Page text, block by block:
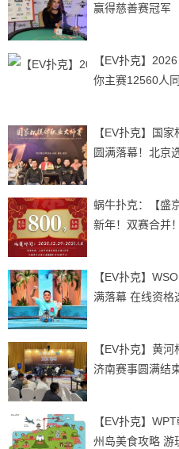
赢得慈善赛冠军
【EV扑克】
你主赛12560人
【EV扑克】国家
圆满落幕！北京
稳扎稳打夺下“金
蜗牛扑克：【盛
新年！双赛合并
杯年终总决赛赛
【EV扑克】
满落幕 在线资格
Stanislav Zegal
【EV扑克】黄
济南赛事圆满结
披甲举鼎成就天
站上海再聚首！
【EV扑克】​
州岛美食攻略 游